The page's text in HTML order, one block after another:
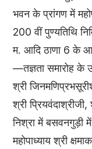
भवन के प्रांगण में
200 वीं पुण्यतिथि
म. आदि ठाणा 6 के
—तज्ञता समारोह के
श्री
श्री
निश्रा में बसवनगुड़ी
महोपाध्याय श्री